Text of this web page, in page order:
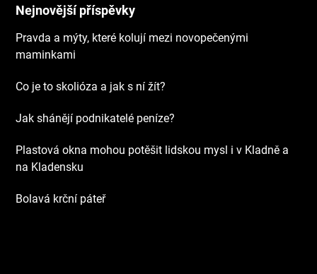
Nejnovější příspěvky
Pravda a mýty, které kolují mezi novopečenými
maminkami
Co je to skolióza a jak s ní žít?
Jak shánějí podnikatelé peníze?
Plastová okna mohou potěšit lidskou mysl i v Kladně a
na Kladensku
Bolavá krční páteř